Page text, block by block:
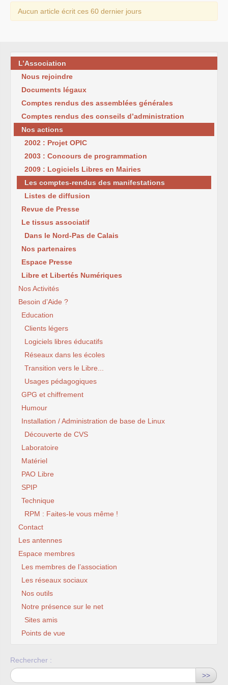
Aucun article écrit ces 60 dernier jours
L’Association
Nous rejoindre
Documents légaux
Comptes rendus des assemblées générales
Comptes rendus des conseils d’administration
Nos actions
2002 : Projet OPIC
2003 : Concours de programmation
2009 : Logiciels Libres en Mairies
Les comptes-rendus des manifestations
Listes de diffusion
Revue de Presse
Le tissus associatif
Dans le Nord-Pas de Calais
Nos partenaires
Espace Presse
Libre et Libertés Numériques
Nos Activités
Besoin d’Aide ?
Education
Clients légers
Logiciels libres éducatifs
Réseaux dans les écoles
Transition vers le Libre...
Usages pédagogiques
GPG et chiffrement
Humour
Installation / Administration de base de Linux
Découverte de CVS
Laboratoire
Matériel
PAO Libre
SPIP
Technique
RPM : Faites-le vous même !
Contact
Les antennes
Espace membres
Les membres de l’association
Les réseaux sociaux
Nos outils
Notre présence sur le net
Sites amis
Points de vue
Rechercher :
>>